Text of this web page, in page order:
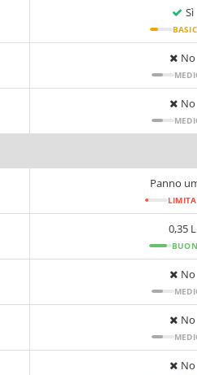
Sì
No
No
Panno
0,35 L
No
No
No